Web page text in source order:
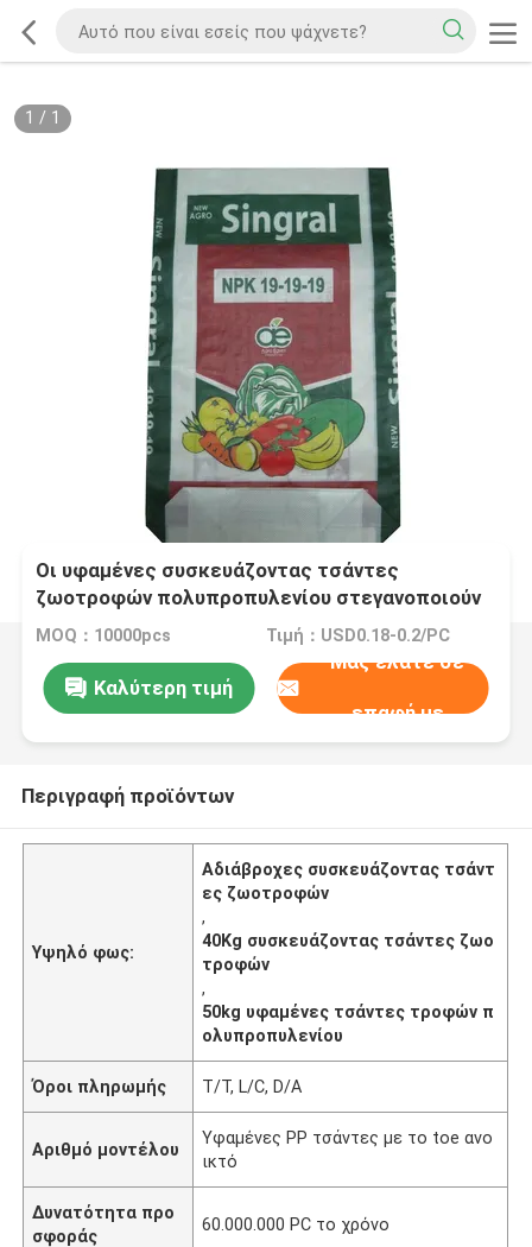
1 / 1
Οι υφαμένες συσκευάζοντας τσάντες
ζωοτροφών πολυπροπυλενίου στεγανοποιούν
20kg 40Kg 50kg
MOQ：10000pcs Τιμή：USD0.18-0.2/PC
Καλύτερη τιμή
Μας ελάτε σε
επαφή με
Περιγραφή προϊόντων
Υψηλό φως:
Αδιάβροχες συσκευάζοντας τσάντ
ες ζωοτροφών
,
40Kg συσκευάζοντας τσάντες ζωο
τροφών
,
50kg υφαμένες τσάντες τροφών π
ολυπροπυλενίου
Όροι πληρωμής T/T, L/C, D/A
Αριθμό μοντέλου
Υφαμένες PP τσάντες με το toe ανο
ικτό
Δυνατότητα προ
σφοράς
60.000.000 PC το χρόνο